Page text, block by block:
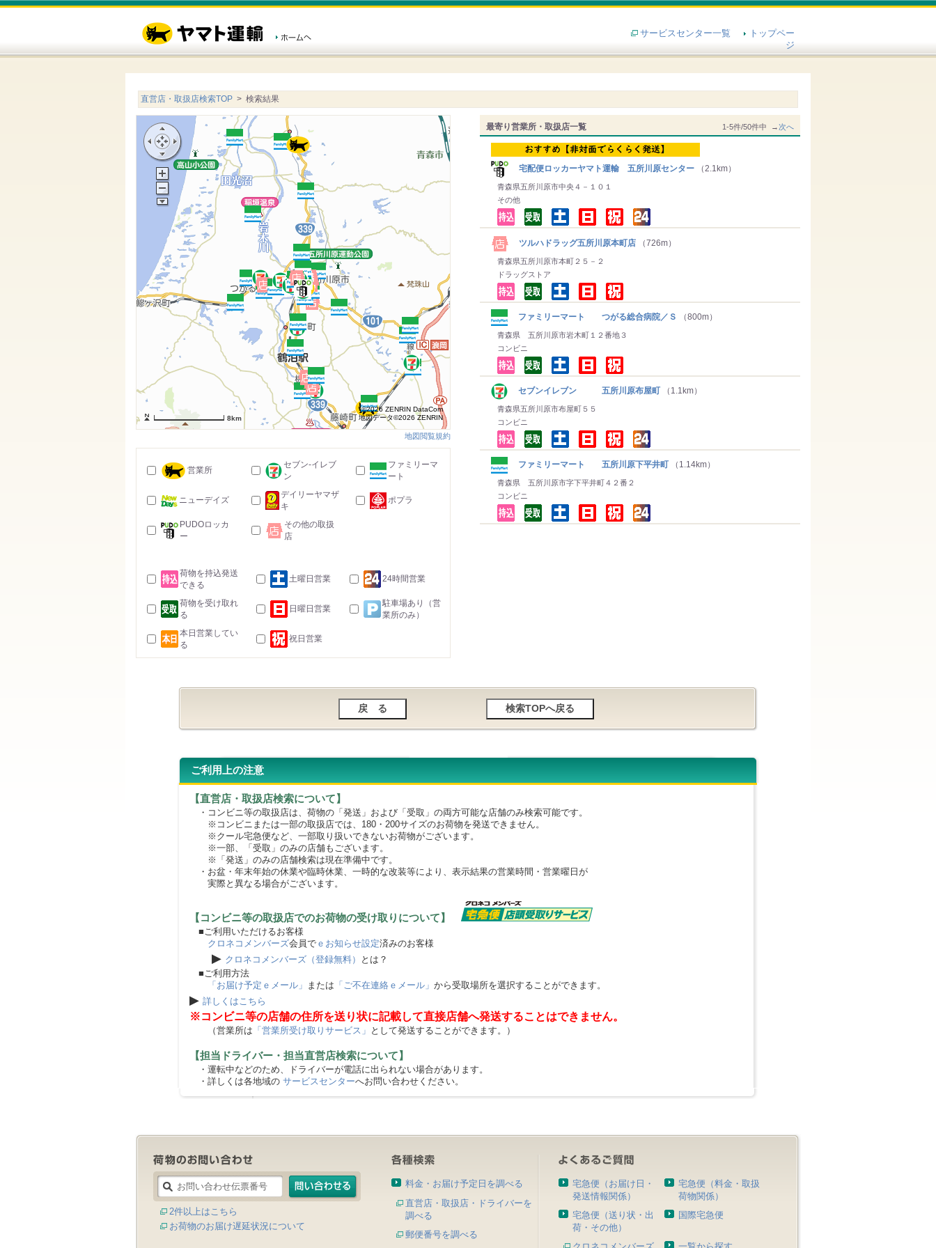
サービスセンター一覧
トップペー
ジ
直営店・取扱店検索TOP > 検索結果
最寄り営業所・取扱店一覧 1-5件/50件中 →次へ
宅配便ロッカーヤマト運輸 五所川原センター （2.1km）
青森県五所川原市中央４－１０１
その他
ツルハドラッグ五所川原本町店 （726m）
青森県五所川原市本町２５－２
ドラッグストア
ファミリーマート つがる総合病院／Ｓ （800m）
青森県 五所川原市岩木町１２番地３
コンビニ
セブンイレブン 五所川原布屋町 （1.1km）
青森県五所川原市布屋町５５
コンビニ
ファミリーマート 五所川原下平井町 （1.14km）
青森県 五所川原市字下平井町４２番２
コンビニ
8km
©2026 ZENRIN DataCom
地図データ©2026 ZENRIN
地図閲覧規約
営業所
セブン-イレブ
ン
ファミリーマ
ート
ニューデイズ
デイリーヤマザ
キ
ポプラ
PUDOロッカ
ー
その他の取扱
店
荷物を持込発送
できる
土曜日営業 24時間営業
荷物を受け取れ
る
日曜日営業
駐車場あり（営
業所のみ）
本日営業してい
る
祝日営業
ご利用上の注意
【直営店・取扱店検索について】
・コンビニ等の取扱店は、荷物の「発送」および「受取」の両方可能な店舗のみ検索可能です。
※コンビニまたは一部の取扱店では、180・200サイズのお荷物を発送できません。
※クール宅急便など、一部取り扱いできないお荷物がございます。
※一部、「受取」のみの店舗もございます。
※「発送」のみの店舗検索は現在準備中です。
・お盆・年末年始の休業や臨時休業、一時的な改装等により、表示結果の営業時間・営業曜日が
実際と異なる場合がございます。
【コンビニ等の取扱店でのお荷物の受け取りについて】
■ご利用いただけるお客様
クロネコメンバーズ会員で ｅお知らせ設定済みのお客様
▶ クロネコメンバーズ（登録無料）
とは？
■ご利用方法
「お届け予定ｅメール」 または 「ご不在連絡ｅメール」 から受取場所を選択することができます。
▶ 詳しくはこちら
※コンビニ等の店舗の住所を送り状に記載して直接店舗へ発送することはできません。
（営業所は 「営業所受け取りサービス」 として発送することができます。）
【担当ドライバー・担当直営店検索について】
・運転中などのため、ドライバーが電話に出られない場合があります。
・詳しくは各地域の サービスセンターへお問い合わせください。
2件以上はこちら
お荷物のお届け遅延状況について
料金・お届け予定日を調べる
直営店・取扱店・ドライバーを
調べる
郵便番号を調べる
宅急便（お届け日・
発送情報関係）
宅急便（料金・取扱
荷物関係）
宅急便（送り状・出
荷・その他）
国際宅急便